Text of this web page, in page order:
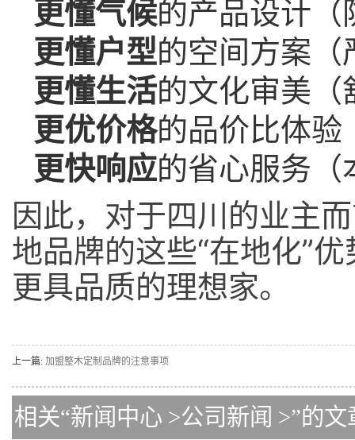
更懂气候的产品设计（
更懂户型的空间方案（
更懂生活的文化审美（
更优价格的品价比体验
更快响应的省心服务（
因此，对于四川的业主
地品牌的这些“在地化”
更具品质的理想家。
上一篇: 加盟整木定制品牌的注意事项
相关“新闻中心 >公司新闻 >”的文